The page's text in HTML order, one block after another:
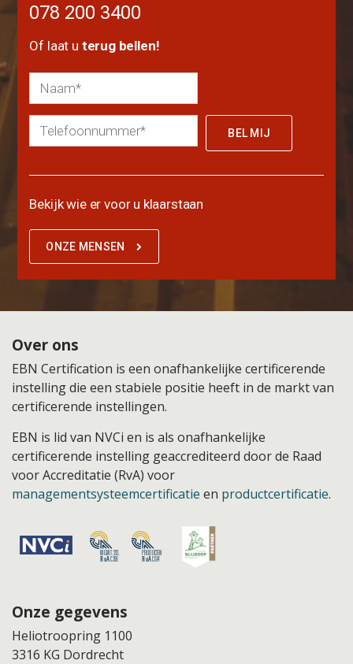
078 200 3400
Of laat u terug bellen!
Bekijk wie er voor u klaarstaan
ONZE MENSEN
Over ons
EBN Certification is een onafhankelijke certificerende
instelling die een stabiele positie heeft in de markt van
certificerende instellingen.
EBN is lid van NVCi en is als onafhankelijke
certificerende instelling geaccrediteerd door de Raad
voor Accreditatie (RvA) voor
managementsysteemcertificatie en productcertificatie.
Onze gegevens
Heliotroopring 1100
3316 KG Dordrecht